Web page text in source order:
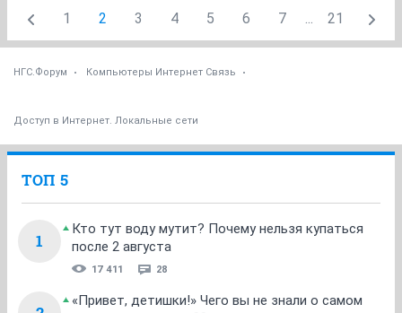
1 2 3 4 5 6 7 ... 21
НГС.Форум Компьютеры Интернет Связь
Доступ в Интернет. Локальные сети
ТОП 5
1
Кто тут воду мутит? Почему нельзя купаться
после 2 августа
17 411 28
«Привет, детишки!» Чего вы не знали о самом